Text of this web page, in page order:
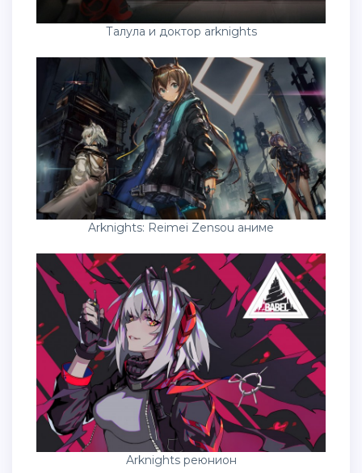
Талула и доктор arknights
Arknights: Reimei Zensou аниме
Arknights реюнион